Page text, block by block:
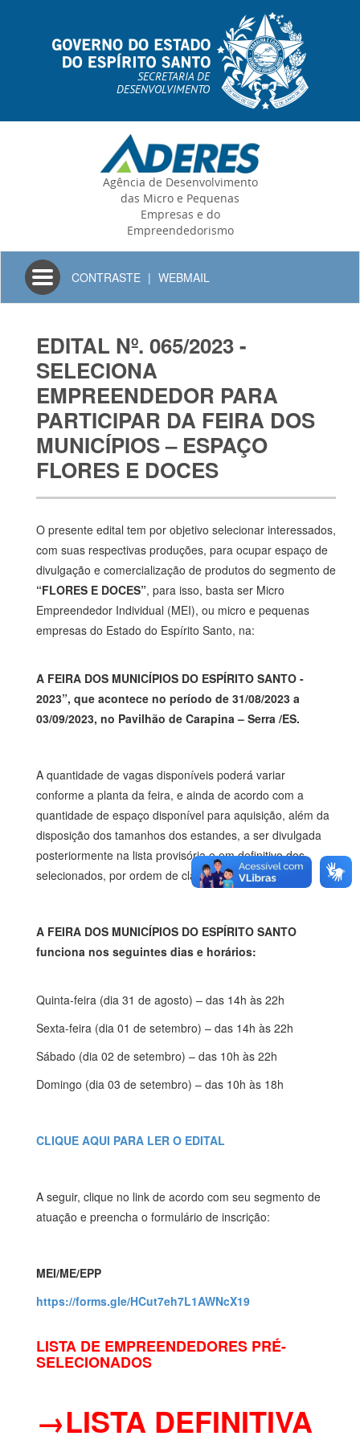
SECRETARIA DE
DESENVOLVIMENTO
Agência de Desenvolvimento
das Micro e Pequenas
Empresas e do
Empreendedorismo
Toggle
navigation
CONTRASTE | WEBMAIL
EDITAL Nº. 065/2023 -
SELECIONA
EMPREENDEDOR PARA
PARTICIPAR DA FEIRA DOS
MUNICÍPIOS – ESPAÇO
FLORES E DOCES
O presente edital tem por objetivo selecionar interessados,
com suas respectivas produções, para ocupar espaço de
divulgação e comercialização de produtos do segmento de
“FLORES E DOCES”, para isso, basta ser Micro
Empreendedor Individual (MEI), ou micro e pequenas
empresas do Estado do Espírito Santo, na:
A FEIRA DOS MUNICÍPIOS DO ESPÍRITO SANTO -
2023”, que acontece no período de 31/08/2023 a
03/09/2023, no Pavilhão de Carapina – Serra /ES.
A quantidade de vagas disponíveis poderá variar
conforme a planta da feira, e ainda de acordo com a
quantidade de espaço disponível para aquisição, além da
disposição dos tamanhos dos estandes, a ser divulgada
posteriormente na lista provisória e em definitivo dos
selecionados, por ordem de classificação.
A FEIRA DOS MUNICÍPIOS DO ESPÍRITO SANTO
funciona nos seguintes dias e horários:
Quinta-feira (dia 31 de agosto) – das 14h às 22h
Sexta-feira (dia 01 de setembro) – das 14h às 22h
Sábado (dia 02 de setembro) – das 10h às 22h
Domingo (dia 03 de setembro) – das 10h às 18h
CLIQUE AQUI PARA LER O EDITAL
A seguir, clique no link de acordo com seu segmento de
atuação e preencha o formulário de inscrição:
MEI/ME/EPP
https://forms.gle/HCut7eh7L1AWNcX19
LISTA DE EMPREENDEDORES PRÉ-
SELECIONADOS
→LISTA DEFINITIVA